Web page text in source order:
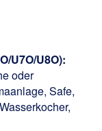
U7O/U8O):
oder
Safe,